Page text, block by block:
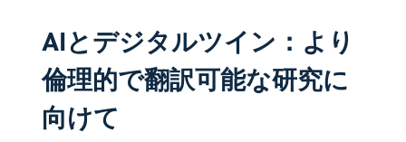
AIとデジタルツイン：より
倫理的で翻訳可能な研究に
向けて